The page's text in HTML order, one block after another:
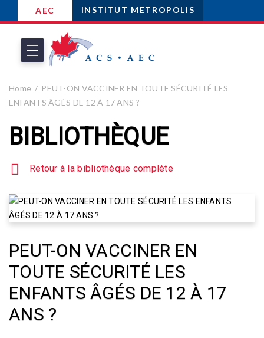
AEC INSTITUT METROPOLIS
Home
PEUT-ON VACCINER EN TOUTE SÉCURITÉ LES
ENFANTS ÂGÉS DE 12 À 17 ANS ?
BIBLIOTHÈQUE
Retour à la bibliothèque complète
PEUT-ON VACCINER EN
TOUTE SÉCURITÉ LES
ENFANTS ÂGÉS DE 12 À 17
ANS ?